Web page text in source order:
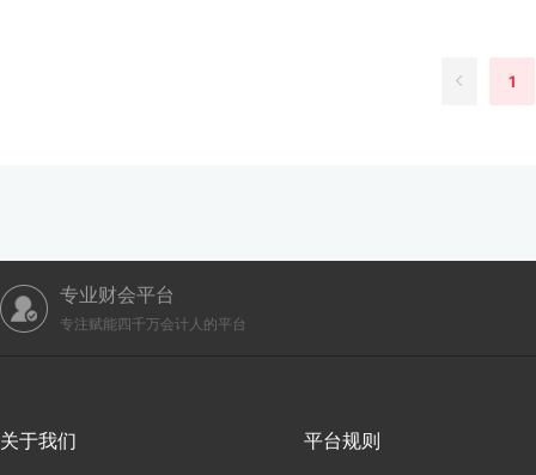
1
专业财会平台
专注赋能四千万会计人的平台
关于我们 平台规则